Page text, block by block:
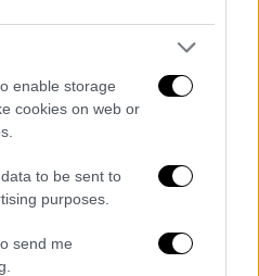
enable storage
cookies on web or
to be sent to
purposes.
send me
στη στρατηγική
της
ρομπότ, η οποία
ένας από τους
ανάπτυξης
Στο πλαίσιο του
η Κίνα επιδιώκει
σε συσκευές